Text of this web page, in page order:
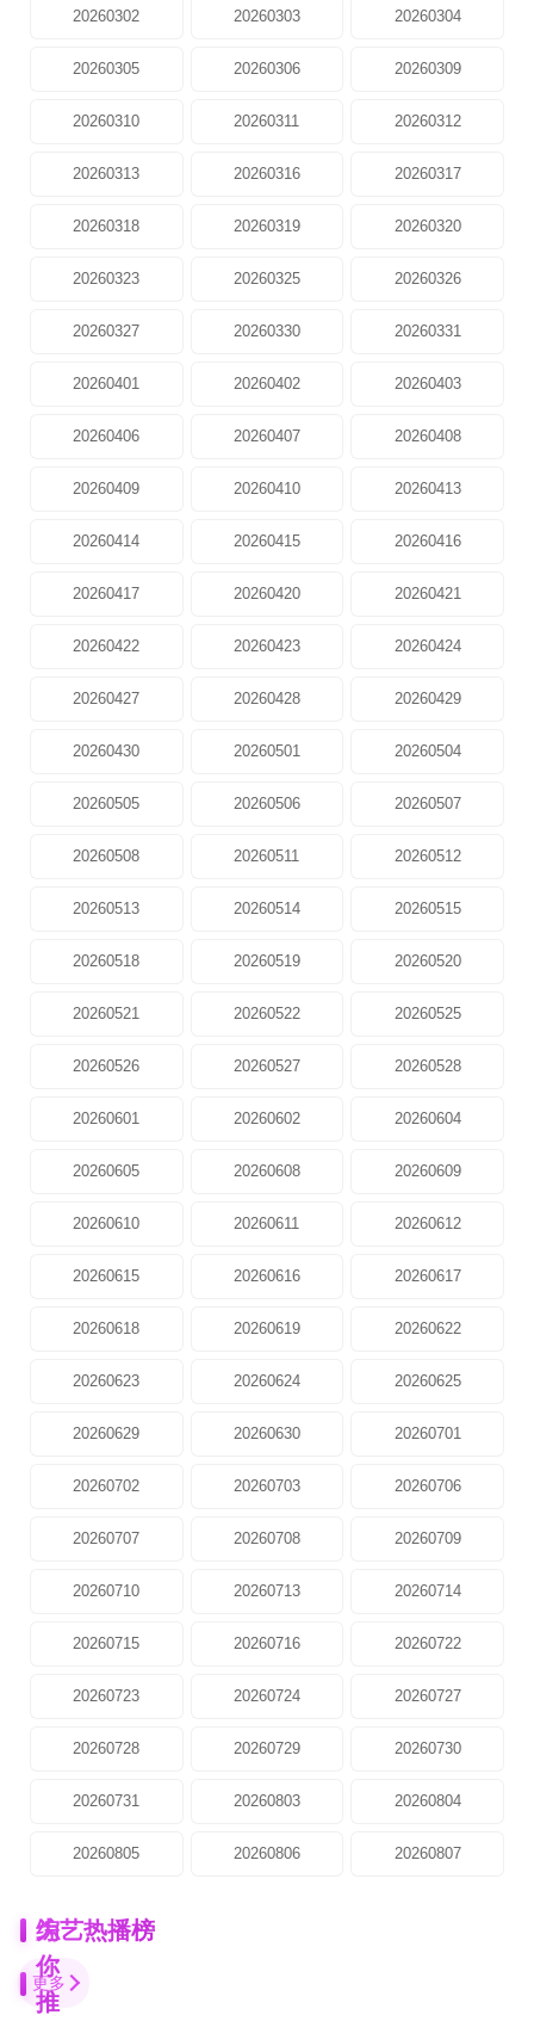
20260302 20260303 20260304
20260305 20260306 20260309
20260310 20260311 20260312
20260313 20260316 20260317
20260318 20260319 20260320
20260323 20260325 20260326
20260327 20260330 20260331
20260401 20260402 20260403
20260406 20260407 20260408
20260409 20260410 20260413
20260414 20260415 20260416
20260417 20260420 20260421
20260422 20260423 20260424
20260427 20260428 20260429
20260430 20260501 20260504
20260505 20260506 20260507
20260508 20260511 20260512
20260513 20260514 20260515
20260518 20260519 20260520
20260521 20260522 20260525
20260526 20260527 20260528
20260601 20260602 20260604
20260605 20260608 20260609
20260610 20260611 20260612
20260615 20260616 20260617
20260618 20260619 20260622
20260623 20260624 20260625
20260629 20260630 20260701
20260702 20260703 20260706
20260707 20260708 20260709
20260710 20260713 20260714
20260715 20260716 20260722
20260723 20260724 20260727
20260728 20260729 20260730
20260731 20260803 20260804
20260805 20260806 20260807
为
你
推
综艺热播榜
更多